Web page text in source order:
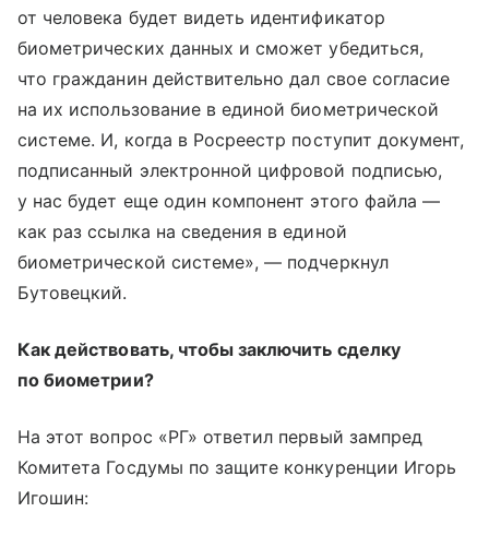
от человека будет видеть идентификатор
биометрических данных и сможет убедиться,
что гражданин действительно дал свое согласие
на их использование в единой биометрической
системе. И, когда в Росреестр поступит документ,
подписанный электронной цифровой подписью,
у нас будет еще один компонент этого файла —
как раз ссылка на сведения в единой
биометрической системе», — подчеркнул
Бутовецкий.
Как действовать, чтобы заключить сделку
по биометрии?
На этот вопрос «РГ» ответил первый зампред
Комитета Госдумы по защите конкуренции Игорь
Игошин: